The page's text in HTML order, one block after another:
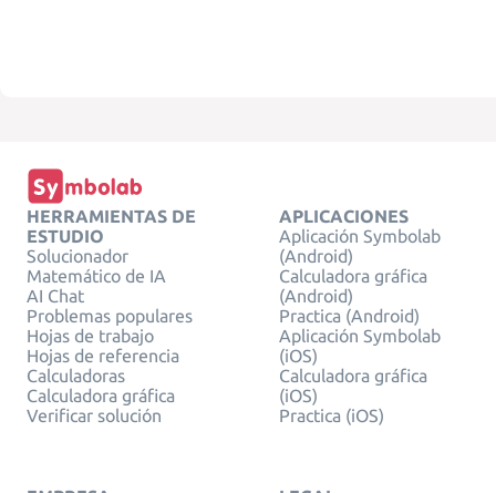
HERRAMIENTAS DE
ESTUDIO
Solucionador
Matemático de IA
AI Chat
Problemas populares
Hojas de trabajo
Hojas de referencia
Calculadoras
Calculadora gráfica
Verificar solución
APLICACIONES
Aplicación Symbolab
(Android)
Calculadora gráfica
(Android)
Practica (Android)
Aplicación Symbolab
(iOS)
Calculadora gráfica
(iOS)
Practica (iOS)